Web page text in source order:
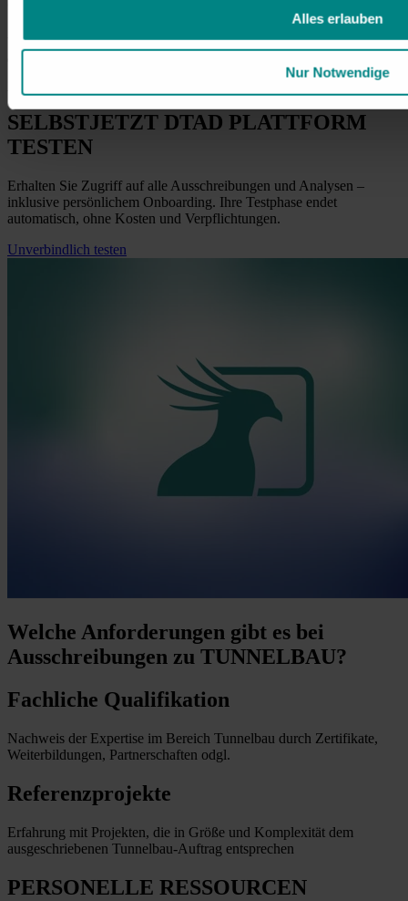
Alles erlauben
Nur Notwendige
Über das vorgegebene System reichen Sie Ihr Angebot rechtzeitig
ÜBERZEUGEN SIE SICH
SELBSTJETZT DTAD PLATTFORM
TESTEN
Erhalten Sie Zugriff auf alle Ausschreibungen und Analysen –
inklusive persönlichem Onboarding. Ihre Testphase endet
automatisch, ohne Kosten und Verpflichtungen.
Unverbindlich testen
Welche Anforderungen gibt es bei
Ausschreibungen zu TUNNELBAU?
Fachliche Qualifikation
Nachweis der Expertise im Bereich Tunnelbau durch Zertifikate,
Weiterbildungen, Partnerschaften odgl.
Referenzprojekte
Erfahrung mit Projekten, die in Größe und Komplexität dem
ausgeschriebenen Tunnelbau-Auftrag entsprechen
PERSONELLE RESSOURCEN